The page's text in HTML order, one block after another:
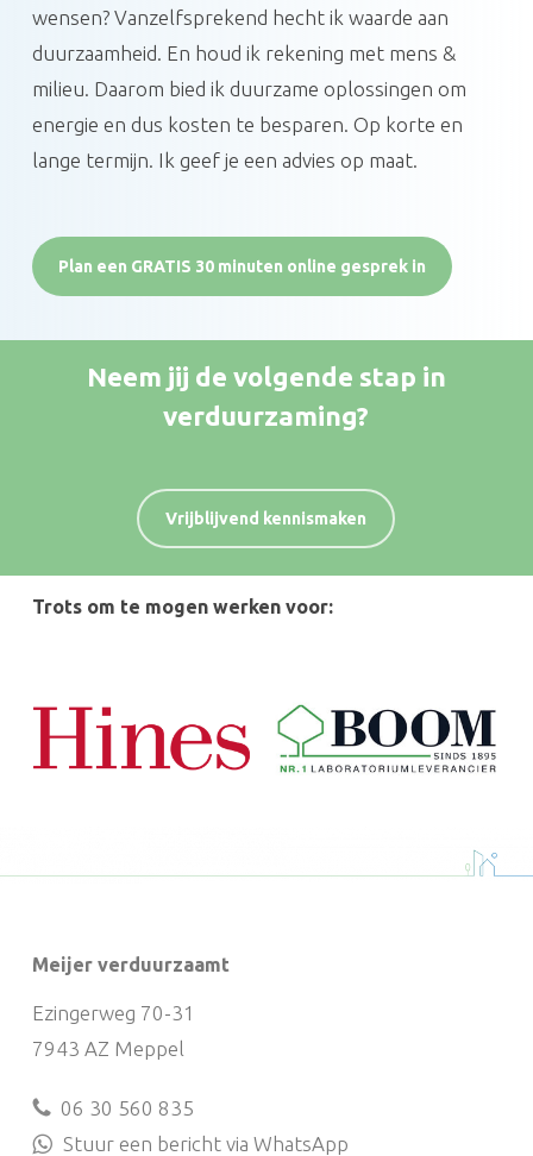
wensen? Vanzelfsprekend hecht ik waarde aan
duurzaamheid. En houd ik rekening met mens &
milieu. Daarom bied ik duurzame oplossingen om
energie en dus kosten te besparen. Op korte en
lange termijn. Ik geef je een advies op maat.
Plan een GRATIS 30 minuten online gesprek in
Neem jij de volgende stap in
verduurzaming?
Vrijblijvend kennismaken
Trots om te mogen werken voor:
Meijer verduurzaamt
Ezingerweg 70-31
7943 AZ Meppel
06 30 560 835
Stuur een bericht via WhatsApp